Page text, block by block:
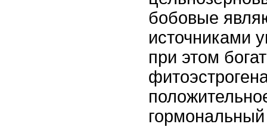
бобовые
источниками
при этом